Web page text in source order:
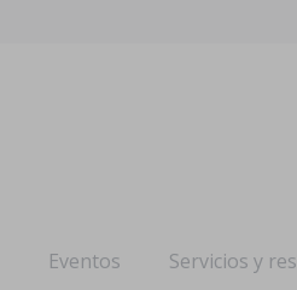
Eventos Servicios y